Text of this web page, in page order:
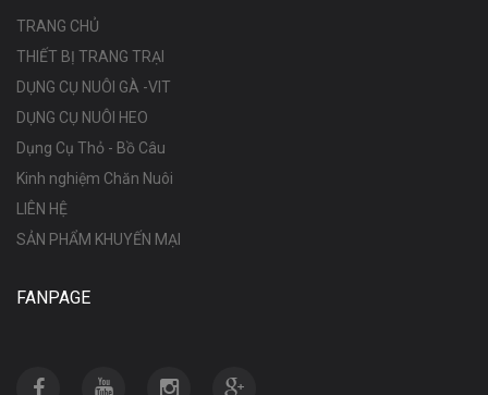
TRANG CHỦ
THIẾT BỊ TRANG TRẠI
DỤNG CỤ NUÔI GÀ -VIT
DỤNG CỤ NUÔI HEO
Dụng Cụ Thỏ - Bồ Câu
Kinh nghiệm Chăn Nuôi
LIÊN HỆ
SẢN PHẨM KHUYẾN MẠI
FANPAGE